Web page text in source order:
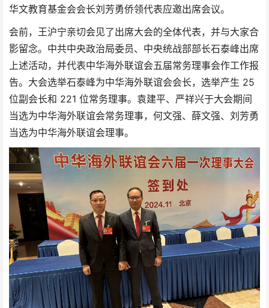
华文教育基金会会长刘芳勇侨领代表应邀出席会议。
会前，王沪宁亲切会见了出席大会的全体代表，并与大家合
影留念。中共中央政治局委员、中央统战部部长石泰峰出席
上述活动，并代表中华海外联谊会五届常务理事会作工作报
告。大会选举石泰峰为中华海外联谊会会长，选举产生 25
位副会长和 221 位常务理事。袁建平、严祥兴于大会期间
当选为中华海外联谊会常务理事，何文强、薛文强、刘芳勇
当选为中华海外联谊会理事。